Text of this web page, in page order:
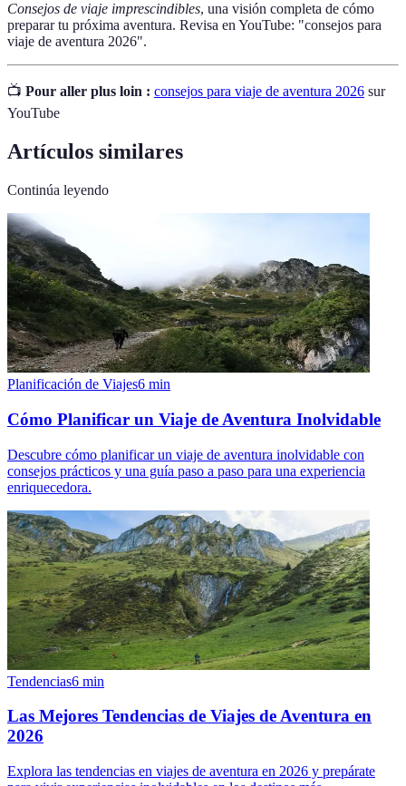
Consejos de viaje imprescindibles, una visión completa de cómo
preparar tu próxima aventura. Revisa en YouTube: "consejos para
viaje de aventura 2026".
📺 Pour aller plus loin : consejos para viaje de aventura 2026 sur
YouTube
Artículos similares
Continúa leyendo
Planificación de Viajes6 min
Cómo Planificar un Viaje de Aventura Inolvidable
Descubre cómo planificar un viaje de aventura inolvidable con
consejos prácticos y una guía paso a paso para una experiencia
enriquecedora.
Tendencias6 min
Las Mejores Tendencias de Viajes de Aventura en
2026
Explora las tendencias en viajes de aventura en 2026 y prepárate